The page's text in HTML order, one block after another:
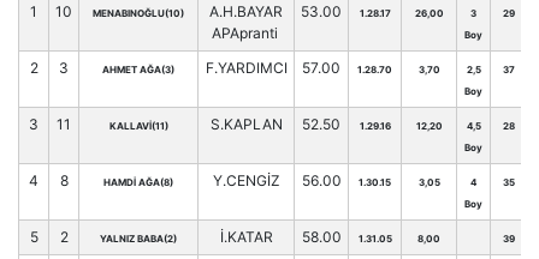
1
10 MENABINOĞLU(10)
A.H.BAYAR
APApranti
53.00 1.28.17 26,00
3
Boy
29
2 3 AHMET AĞA(3) F.YARDIMCI 57.00 1.28.70 3,70
2,5
Boy
37
3 11 KALLAVİ(11) S.KAPLAN 52.50 1.29.16 12,20
4,5
Boy
28
4 8 HAMDİ AĞA(8) Y.CENGİZ 56.00 1.30.15 3,05
4
Boy
35
5 2 YALNIZ BABA(2) İ.KATAR 58.00 1.31.05 8,00 39